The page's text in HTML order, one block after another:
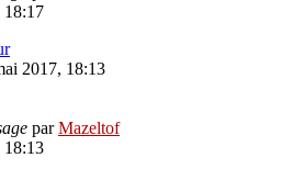
18:17
2017, 18:13
parMazeltof
18:13